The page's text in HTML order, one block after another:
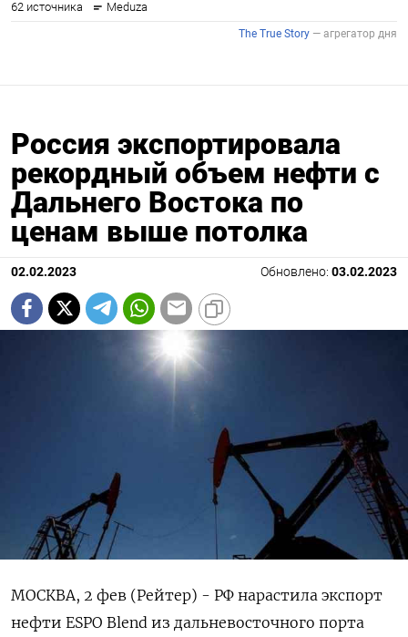
Россия экспортировала
рекордный объем нефти c
Дальнего Востока по
ценам выше потолка
02.02.2023 Обновлено: 03.02.2023
МОСКВА, 2 фев (Рейтер) - РФ нарастила экспорт
нефти ESPO Blend из дальневосточного порта